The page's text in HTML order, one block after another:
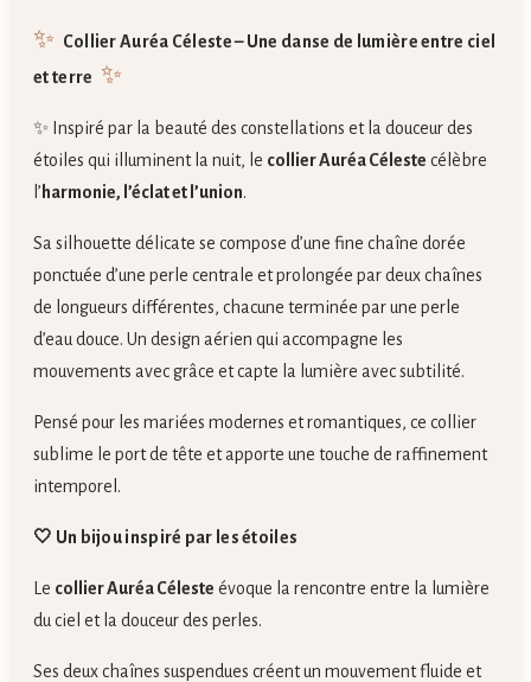
Harmonie
Éclat
✨ Collier Auréa Céleste – Une danse de lumière entre ciel
et terre ✨
✨ Inspiré par la beauté des constellations et la douceur des
étoiles qui illuminent la nuit, le collier Auréa Céleste célèbre
l’ harmonie, l’éclat et l’union.
Sa silhouette délicate se compose d’une fine chaîne dorée
ponctuée d’une perle centrale et prolongée par deux chaînes
de longueurs différentes, chacune terminée par une perle
d’eau douce. Un design aérien qui accompagne les
mouvements avec grâce et capte la lumière avec subtilité.
Pensé pour les mariées modernes et romantiques, ce collier
sublime le port de tête et apporte une touche de raffinement
intemporel.
🤍 Un bijou inspiré par les étoiles
Le collier Auréa Céleste évoque la rencontre entre la lumière
du ciel et la douceur des perles.
Ses deux chaînes suspendues créent un mouvement fluide et